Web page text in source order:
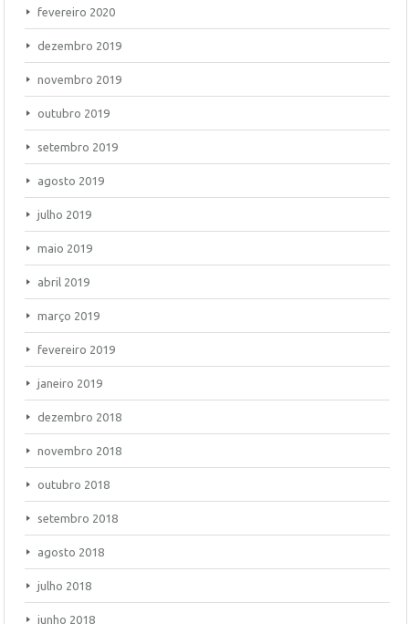
fevereiro 2020
dezembro 2019
novembro 2019
outubro 2019
setembro 2019
agosto 2019
julho 2019
maio 2019
abril 2019
março 2019
fevereiro 2019
janeiro 2019
dezembro 2018
novembro 2018
outubro 2018
setembro 2018
agosto 2018
julho 2018
junho 2018